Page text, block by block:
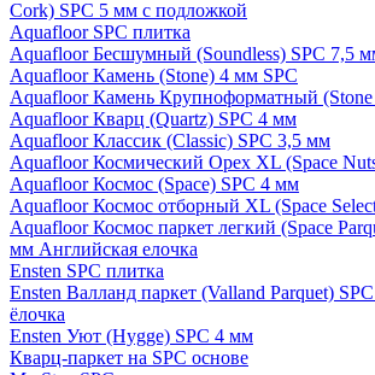
Cork) SPC 5 мм с подложкой
Aquafloor SPC плитка
Aquafloor Бесшумный (Soundless) SPC 7,5
Aquafloor Камень (Stone) 4 мм SPC
Aquafloor Камень Крупноформатный
Aquafloor Кварц (Quartz) SPC 4 мм
Aquafloor Классик (Classic) SPC 3,5 мм
Aquafloor Космический Орех XL (Space
Aquafloor Космос (Space) SPC 4 мм
Aquafloor Космос отборный XL (Space
Aquafloor Космос паркет легкий (Space
мм Английская елочка
Ensten SPC плитка
Ensten Валланд паркет (Valland Parquet)
ёлочка
Ensten Уют (Hygge) SPC 4 мм
Кварц-паркет на SPC основе